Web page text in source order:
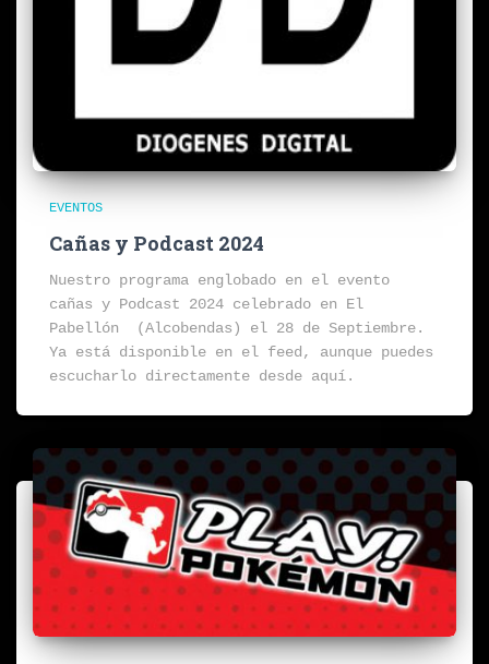
EVENTOS
Cañas y Podcast 2024
Nuestro programa englobado en el evento
cañas y Podcast 2024 celebrado en El
Pabellón (Alcobendas) el 28 de Septiembre.
Ya está disponible en el feed, aunque puedes
escucharlo directamente desde aquí.